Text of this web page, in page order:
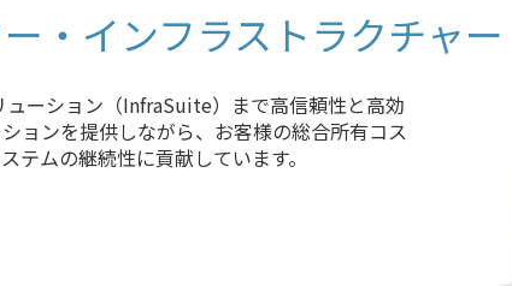
・インフラストラクチャー
ーション（InfraSuite）まで高信頼性と高効
ョンを提供しながら、お客様の総合所有コス
テムの継続性に貢献しています。